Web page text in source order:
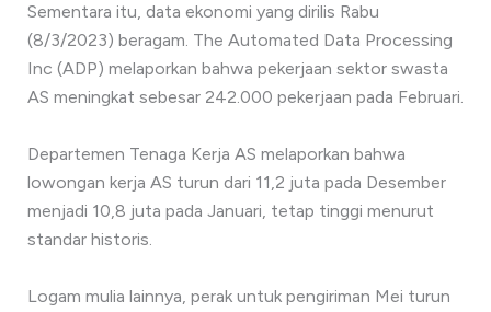
Sementara itu, data ekonomi yang dirilis Rabu
(8/3/2023) beragam. The Automated Data Processing
Inc (ADP) melaporkan bahwa pekerjaan sektor swasta
AS meningkat sebesar 242.000 pekerjaan pada Februari.
Departemen Tenaga Kerja AS melaporkan bahwa
lowongan kerja AS turun dari 11,2 juta pada Desember
menjadi 10,8 juta pada Januari, tetap tinggi menurut
standar historis.
Logam mulia lainnya, perak untuk pengiriman Mei turun